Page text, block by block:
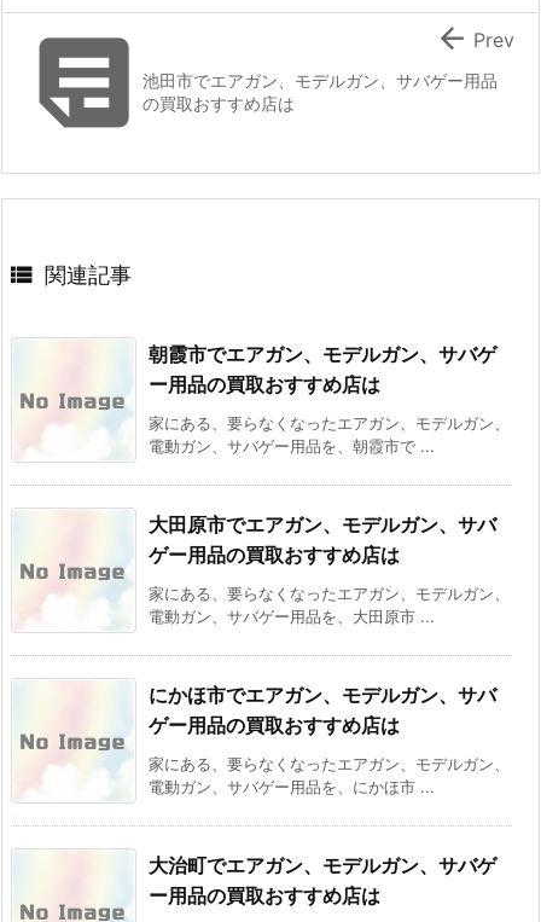
池田市でエアガン、モデルガン、サバゲー用品
の買取おすすめ店は
 Prev
 関連記事
朝霞市でエアガン、モデルガン、サバゲ
ー用品の買取おすすめ店は
家にある、要らなくなったエアガン、モデルガン、
電動ガン、サバゲー用品を、朝霞市で ...
大田原市でエアガン、モデルガン、サバ
ゲー用品の買取おすすめ店は
家にある、要らなくなったエアガン、モデルガン、
電動ガン、サバゲー用品を、大田原市 ...
にかほ市でエアガン、モデルガン、サバ
ゲー用品の買取おすすめ店は
家にある、要らなくなったエアガン、モデルガン、
電動ガン、サバゲー用品を、にかほ市 ...
大治町でエアガン、モデルガン、サバゲ
ー用品の買取おすすめ店は